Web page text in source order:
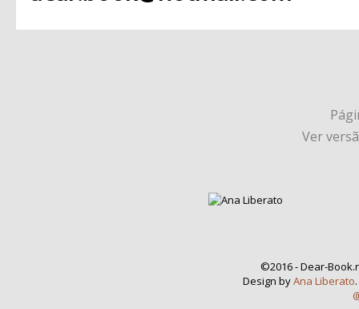
Ver
©2016 - Dear-
Design byAna Liberato